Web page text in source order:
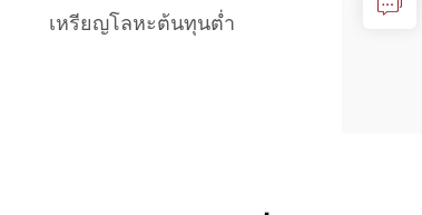
เหรียญโลหะต้นทุนต่ำ